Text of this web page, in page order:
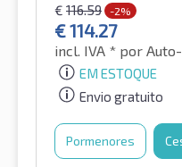
€ 116.59 -2%
€114.27
incl. IVA * por
EM ESTOQUE
Envio gratuito
Pormenores